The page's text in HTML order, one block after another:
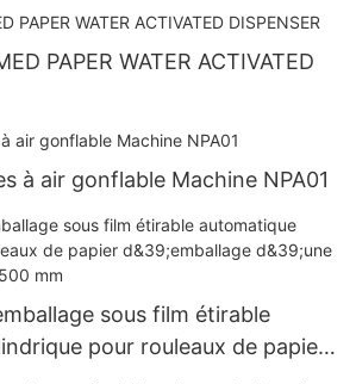
PAPER WATER ACTIVATED
à air gonflable Machine NPA01
sous film étirable
pour rouleaux de papier
longueur de 500 à